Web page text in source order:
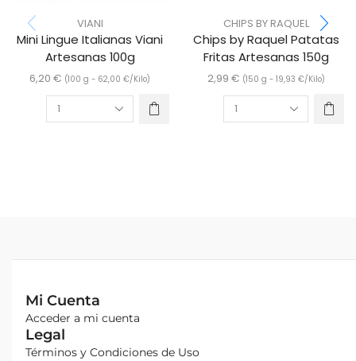
VIANI
Mini Lingue Italianas Viani
Artesanas 100g
6,20€ (100 g - 62,00€/Kilo)
CHIPS BY RAQUEL
Chips by Raquel Patatas
Fritas Artesanas 150g
2,99 € (150 g - 19,93 €/Kilo)
Mi Cuenta
Acceder a mi cuenta
Legal
Términos y Condiciones de Uso